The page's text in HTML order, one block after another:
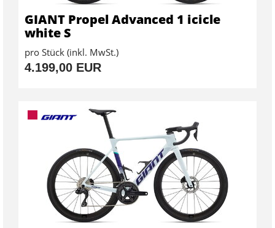
GIANT Propel Advanced 1 icicle
white S
pro Stück (inkl. MwSt.)
4.199,00 EUR